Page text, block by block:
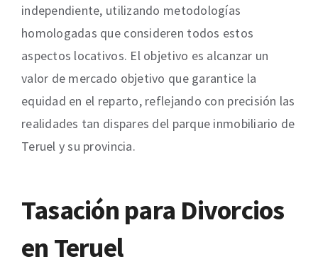
independiente, utilizando metodologías
homologadas que consideren todos estos
aspectos locativos. El objetivo es alcanzar un
valor de mercado objetivo que garantice la
equidad en el reparto, reflejando con precisión las
realidades tan dispares del parque inmobiliario de
Teruel y su provincia.
Tasación para Divorcios
en Teruel